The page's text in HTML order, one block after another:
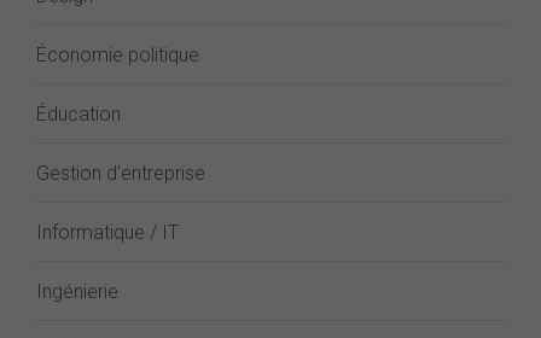
Économie politique
Éducation
Gestion d'entreprise
Informatique / IT
Ingénierie